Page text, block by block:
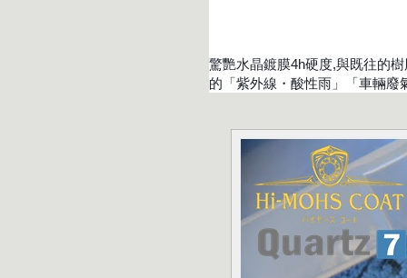
驚艷水晶鍍膜4h硬度,與既往的
的「紫外線・酸性雨」「車輛